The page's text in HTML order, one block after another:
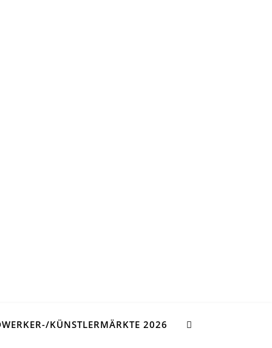
KÜNSTLERMÄRKTE 2026